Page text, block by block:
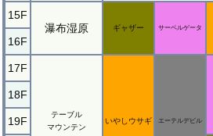
15F
瀑布湿原
ギャザー サーベルゲータ
16F
17F
テーブル
マウンテン
いやしウサギ エーテルデビル
18F
19F